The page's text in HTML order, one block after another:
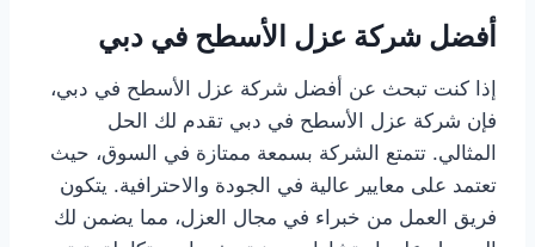
أفضل شركة عزل الأسطح في دبي
إذا كنت تبحث عن أفضل شركة عزل الأسطح في دبي،
فإن شركة عزل الأسطح في دبي تقدم لك الحل
المثالي. تتمتع الشركة بسمعة ممتازة في السوق، حيث
تعتمد على معايير عالية في الجودة والاحترافية. يتكون
فريق العمل من خبراء في مجال العزل، مما يضمن لك